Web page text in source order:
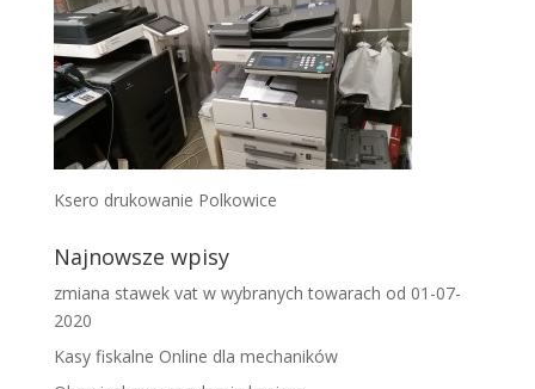
Ksero drukowanie Polkowice
Najnowsze wpisy
zmiana stawek vat w wybranych towarach od 01-07-
2020
Kasy fiskalne Online dla mechaników